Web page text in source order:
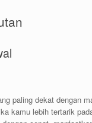
paling dekat dengan
kamu lebih tertarik